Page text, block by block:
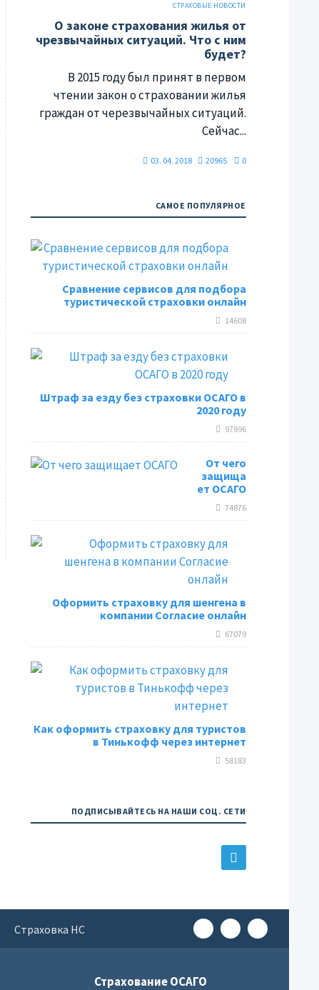
СТРАХОВЫЕ НОВОСТИ
О законе страхования жилья от
чрезвычайных ситуаций. Что с ним
будет?
В 2015 году был принят в первом
чтении закон о страховании жилья
граждан от черезвычайных ситуаций.
Сейчас...
03. 04. 2018 20965 0
САМОЕ ПОПУЛЯРНОЕ
Сравнение сервисов для подбора
туристической страховки онлайн
14608
Штраф за езду без страховки ОСАГО в
2020 году
97996
От чего
защища
ет ОСАГО
74876
Оформить страховку для шенгена в
компании Согласие онлайн
67079
Как оформить страховку для туристов
в Тинькофф через интернет
58183
ПОДПИСЫВАЙТЕСЬ НА НАШИ СОЦ. СЕТИ
Страховка НС
Страхование ОСАГО